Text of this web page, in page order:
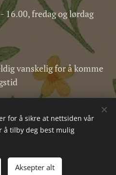
16.00, fredag og lørdag
vanskelig for å komme
© kopirett 2025
Org nr 981 187 504
for å sikre at nettsiden vår
å tilby deg best mulig
Aksepter alt